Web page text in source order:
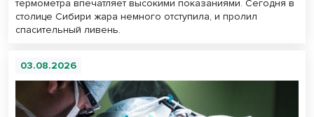
термометра впечатляет высокими показаниями. Сегодня в
столице Сибири жара немного отступила, и пролил
спасительный ливень.
03.08.2026